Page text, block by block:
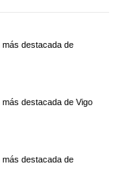
más destacada de
destacada de Vigo
más destacada de